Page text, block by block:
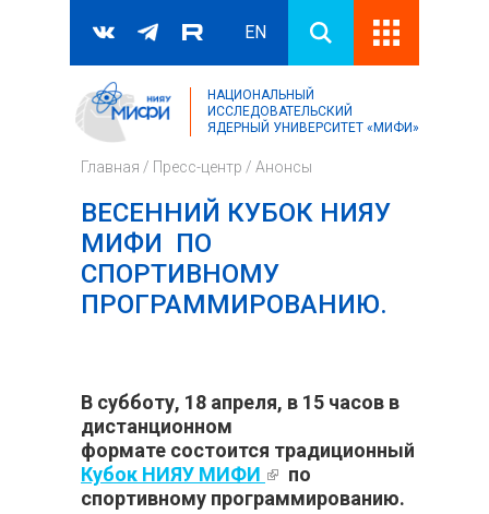
Форма поиска
Поиск
EN
НАЦИОНАЛЬНЫЙ
ИССЛЕДОВАТЕЛЬСКИЙ
ЯДЕРНЫЙ УНИВЕРСИТЕТ «МИФИ»
Главная / Пресс-центр / Анонсы
ВЕСЕННИЙ КУБОК НИЯУ
МИФИ ПО
СПОРТИВНОМУ
ПРОГРАММИРОВАНИЮ.
В субботу, 18 апреля, в 15 часов в
дистанционном
формате состоится традиционный
Кубок НИЯУ МИФИ (внешняя
ссылка)
по
спортивному программированию.